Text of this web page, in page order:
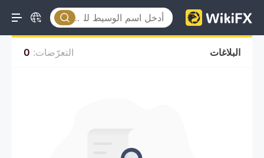
البلاغات التعرّضات: 0